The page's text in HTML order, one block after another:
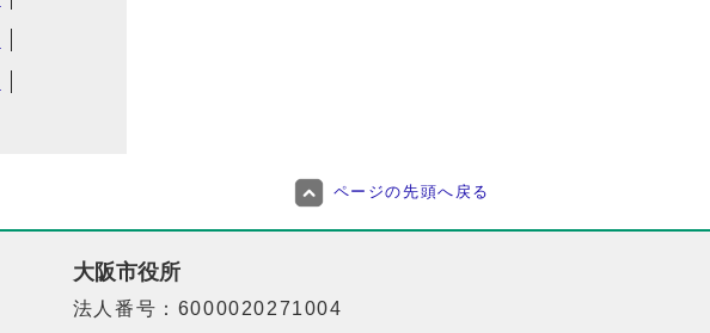
ページの先頭へ戻る
大阪市役所
法人番号：6000020271004